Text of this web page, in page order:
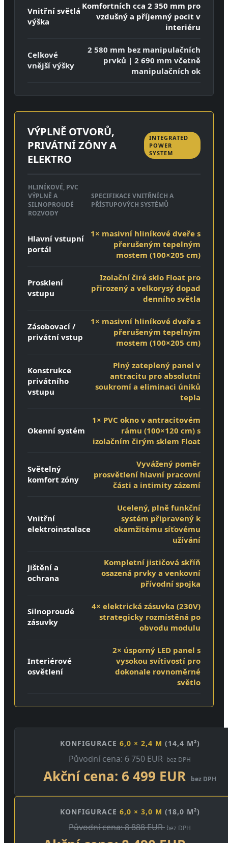
Vnitřní světlá
výška
Komfortních cca 2 350 mm pro
vzdušný a příjemný pocit v
interiéru
Celkové
vnější výšky
2 580 mm bez manipulačních
prvků | 2 690 mm včetně
manipulačních ok
VÝPLNĚ OTVORŮ,
PRIVÁTNÍ ZÓNY A
ELEKTRO
INTEGRATED
POWER
SYSTEM
HLINÍKOVÉ, PVC
VÝPLNĚ A
SILNOPROUDÉ
ROZVODY
SPECIFIKACE VNITŘNÍCH A
PŘÍSTUPOVÝCH SYSTÉMŮ
Hlavní vstupní
portál
1× masivní hliníkové dveře s
přerušeným tepelným
mostem (100×205 cm)
Prosklení
vstupu
Izolační čiré sklo Float pro
přirozený a velkorysý dopad
denního světla
Zásobovací /
privátní vstup
1× masivní hliníkové dveře s
přerušeným tepelným
mostem (100×205 cm)
Konstrukce
privátního
vstupu
Plný zateplený panel v
antracitu pro absolutní
soukromí a eliminaci úniků
tepla
Okenní systém
1× PVC okno v antracitovém
rámu (100×120 cm) s
izolačním čirým sklem Float
Světelný
komfort zóny
Vyvážený poměr
prosvětlení hlavní pracovní
části a intimity zázemí
Vnitřní
elektroinstalace
Ucelený, plně funkční
systém připravený k
okamžitému síťovému
užívání
Jištění a
ochrana
Kompletní jističová skříň
osazená prvky a venkovní
přívodní spojka
Silnoproudé
zásuvky
4× elektrická zásuvka (230V)
strategicky rozmístěná po
obvodu modulu
Interiérové
osvětlení
2× úsporný LED panel s
vysokou svítivostí pro
dokonale rovnoměrné
světlo
KONFIGURACE 6,0 × 2,4 M (14,4 M²)
Původní cena: 6 750 EUR bez DPH
Akční cena: 6 499 EUR bez DPH
KONFIGURACE 6,0 × 3,0 M (18,0 M²)
Původní cena: 8 888 EUR bez DPH